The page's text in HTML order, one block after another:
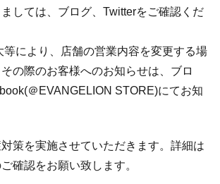
しては、ブログ、Twitterをご確認くだ
により、店舗の営業内容を変更する場
の際のお客様へのお知らせは、ブロ
＠EVANGELION STORE)にてお知
策を実施させていただきます。詳細は
確認をお願い致します。